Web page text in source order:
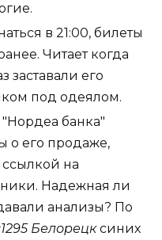
в 21:00, билеты
Читает когда
заставали его
под одеялом.
банка"
о его продаже,
на
Надежная ли
анализы? По
Белорецксиних